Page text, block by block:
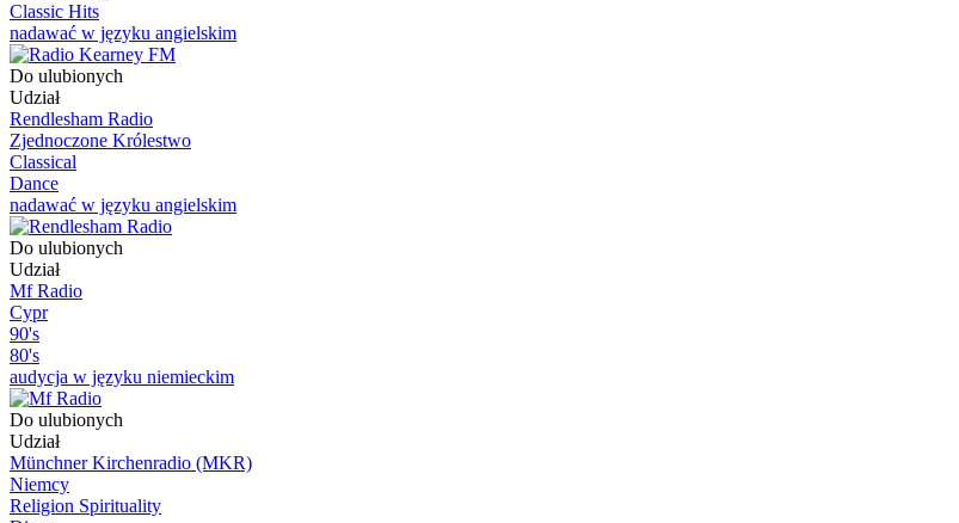
Classic Hits
nadawać w języku angielskim
Do ulubionych
Udział
Rendlesham Radio
Zjednoczone Królestwo
Classical
Dance
nadawać w języku angielskim
Do ulubionych
Udział
Mf Radio
Cypr
90's
80's
audycja w języku niemieckim
Do ulubionych
Udział
Münchner Kirchenradio (MKR)
Niemcy
Religion Spirituality